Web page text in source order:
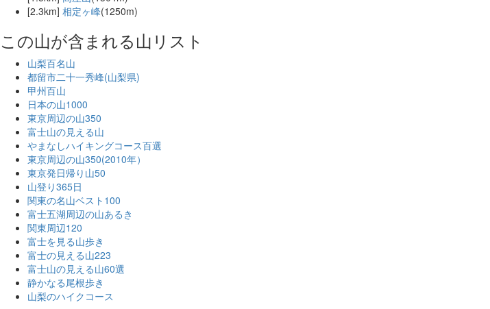
[2.3km] 相定ヶ峰(1250m)
この山が含まれる山リスト
山梨百名山
都留市二十一秀峰(山梨県)
甲州百山
日本の山1000
東京周辺の山350
富士山の見える山
やまなしハイキングコース百選
東京周辺の山350(2010年）
東京発日帰り山50
山登り365日
関東の名山ベスト100
富士五湖周辺の山あるき
関東周辺120
富士を見る山歩き
富士の見える山223
富士山の見える山60選
静かなる尾根歩き
山梨のハイクコース